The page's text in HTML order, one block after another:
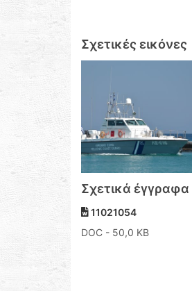
Σχετικές εικόνες
Σχετικά έγγραφα
11021054
DOC - 50,0 KB